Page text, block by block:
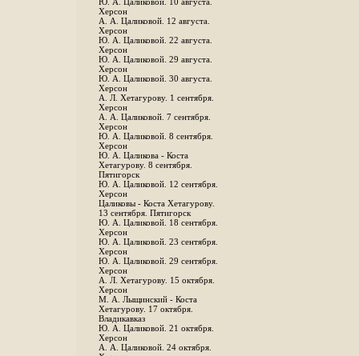
Ю. А. Цаликовой. 10 августа.
Херсон
А. А. Цаликовой. 12 августа.
Херсон
Ю. А. Цаликовой. 22 августа.
Херсон
Ю. А. Цаликовой. 29 августа.
Херсон
Ю. А. Цаликовой. 30 августа.
Херсон
А. Л. Хетагурову. 1 сентября.
Херсон
А. А. Цаликовой. 7 сентября.
Херсон
Ю. А. Цаликовой. 8 сентября.
Херсон
Ю. А. Цаликова - Коста
Хетагурову. 8 сентября.
Пятигорск
Ю. А. Цаликовой. 12 сентября.
Херсон
Цаликовы - Коста Хетагурову.
13 сентября. Пятигорск
Ю. А. Цаликовой. 18 сентября.
Херсон
Ю. А. Цаликовой. 23 сентября.
Херсон
Ю. А. Цаликовой. 29 сентября.
Херсон
А. Л. Хетагурову. 15 октября.
Херсон
М. А. Лыщинский - Коста
Хетагурову. 17 октября.
Владикавказ
Ю. А. Цаликовой. 21 октября.
Херсон
А. А. Цаликовой. 24 октября.